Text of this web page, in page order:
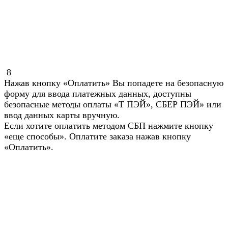
8
Нажав кнопку «Оплатить» Вы попадете на безопасную
форму для ввода платежных данных, доступны
безопасные методы оплаты «Т ПЭЙ», СБЕР ПЭЙ» или
ввод данных карты вручную.
Если хотите оплатить методом СБП нажмите кнопку
«еще способы». Оплатите заказа нажав кнопку
«Оплатить».